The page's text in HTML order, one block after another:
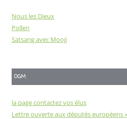
Nous les Dieux
Pollen
Satsang avec Mooji
OGM
la page contactez vos élus
Lettre ouverte aux députés européens